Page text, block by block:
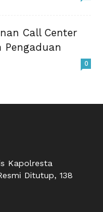
Call Center
0
Kapolresta
Ditutup, 138